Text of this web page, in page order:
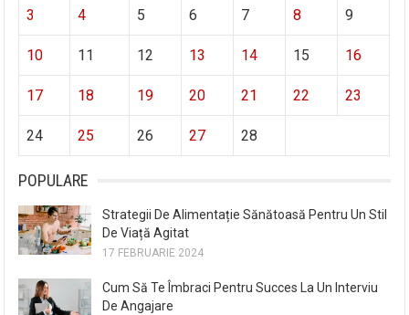
3 4 5 6 7 8 9
10 11 12 13 14 15 16
17 18 19 20 21 22 23
24 25 26 27 28
POPULARE
Strategii De Alimentație Sănătoasă Pentru Un Stil
De Viață Agitat
17 FEBRUARIE 2024
Cum Să Te Îmbraci Pentru Succes La Un Interviu
De Angajare